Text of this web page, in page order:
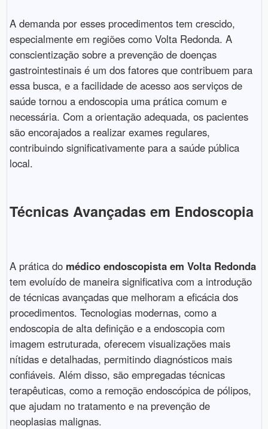
A demanda por esses procedimentos tem crescido,
especialmente em regiões como Volta Redonda. A
conscientização sobre a prevenção de doenças
gastrointestinais é um dos fatores que contribuem para
essa busca, e a facilidade de acesso aos serviços de
saúde tornou a endoscopia uma prática comum e
necessária. Com a orientação adequada, os pacientes
são encorajados a realizar exames regulares,
contribuindo significativamente para a saúde pública
local.
Técnicas Avançadas em Endoscopia
A prática do médico endoscopista em Volta Redonda
tem evoluído de maneira significativa com a introdução
de técnicas avançadas que melhoram a eficácia dos
procedimentos. Tecnologias modernas, como a
endoscopia de alta definição e a endoscopia com
imagem estruturada, oferecem visualizações mais
nítidas e detalhadas, permitindo diagnósticos mais
confiáveis. Além disso, são empregadas técnicas
terapêuticas, como a remoção endoscópica de pólipos,
que ajudam no tratamento e na prevenção de
neoplasias malignas.